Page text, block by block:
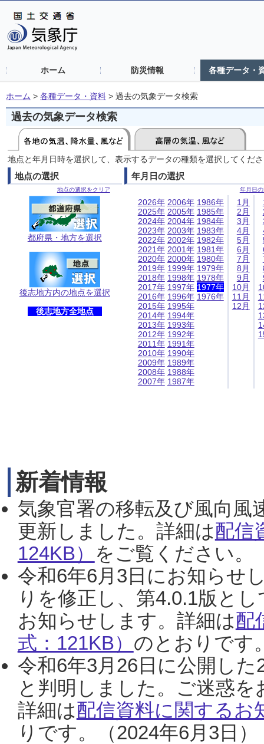
ホーム 防災情報 各種データ・
ホーム > 各種データ・資料 > 過去の気象データ検索
過去の気象データ検索
地点と年月日時を選択して、表示するデータの種類を選択してくだ
地点の選択
地点の選択をクリア
都府県・地方を選択
後志地方内の地点を選択
後志地方全地点
年月日の選択
年月日
2026年
2025年
2024年
2023年
2022年
2021年
2020年
2019年
2018年
2017年
2016年
2015年
2014年
2013年
2012年
2011年
2010年
2009年
2008年
2007年
2006年
2005年
2004年
2003年
2002年
2001年
2000年
1999年
1998年
1997年
1996年
1995年
1994年
1993年
1992年
1991年
1990年
1989年
1988年
1987年
1986年
1985年
1984年
1983年
1982年
1981年
1980年
1979年
1978年
1977年
1976年
1月
2月
3月
4月
5月
6月
7月
8月
9月
10月
11月
12月
新着情報
気象官署の移転及び風向風
更新しました。詳細は配信
124KB） をご覧ください。
令和6年6月3日にお知らせ
りを修正し、第4.0.1版と
お知らせします。詳細は配
式：121KB） のとおりです
令和6年3月26日に公開し
と判明しました。ご迷惑
詳細は配信資料に関するお
りです。（2024年6月3日）